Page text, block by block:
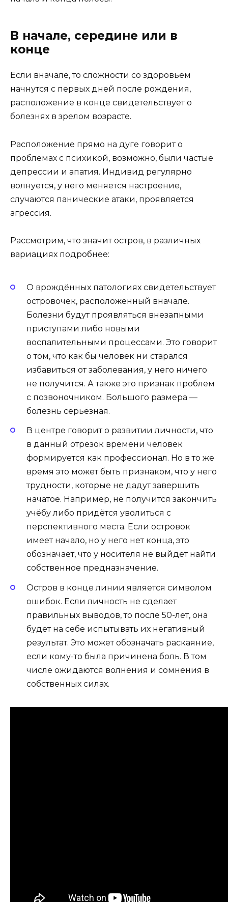
В начале, середине или в
конце
Если вначале, то сложности со здоровьем
начнутся с первых дней после рождения,
расположение в конце свидетельствует о
болезнях в зрелом возрасте.
Расположение прямо на дуге говорит о
проблемах с психикой, возможно, были частые
депрессии и апатия. Индивид регулярно
волнуется, у него меняется настроение,
случаются панические атаки, проявляется
агрессия.
Рассмотрим, что значит остров, в различных
вариациях подробнее:
О врождённых патологиях свидетельствует
островочек, расположенный вначале.
Болезни будут проявляться внезапными
приступами либо новыми
воспалительными процессами. Это говорит
о том, что как бы человек ни старался
избавиться от заболевания, у него ничего
не получится. А также это признак проблем
с позвоночником. Большого размера —
болезнь серьёзная.
В центре говорит о развитии личности, что
в данный отрезок времени человек
формируется как профессионал. Но в то же
время это может быть признаком, что у него
трудности, которые не дадут завершить
начатое. Например, не получится закончить
учёбу либо придётся уволиться с
перспективного места. Если островок
имеет начало, но у него нет конца, это
обозначает, что у носителя не выйдет найти
собственное предназначение.
Остров в конце линии является символом
ошибок. Если личность не сделает
правильных выводов, то после 50-лет, она
будет на себе испытывать их негативный
результат. Это может обозначать раскаяние,
если кому-то была причинена боль. В том
числе ожидаются волнения и сомнения в
собственных силах.